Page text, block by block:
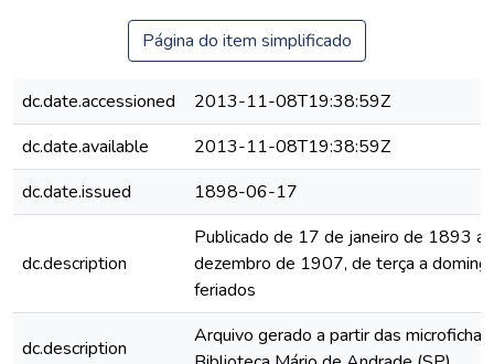
Página do item simplificado
dc.date.accessioned
2013-11-08T19:38:59Z
dc.date.available
2013-11-08T19:38:59Z
dc.date.issued
1898-06-17
dc.description
Publicado de 17 de janeiro de 1893 a
dezembro de 1907, de terça a
feriados
dc.description
Arquivo gerado a partir das